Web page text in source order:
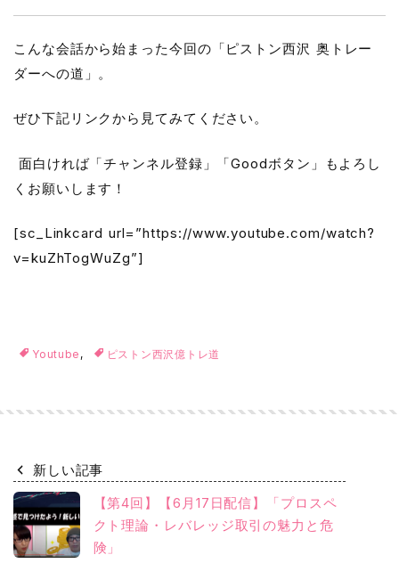
こんな会話から始まった今回の「ピストン西沢 奥トレー
ダーへの道」。
ぜひ下記リンクから見てみてください。
面白ければ「チャンネル登録」「Goodボタン」もよろし
くお願いします！
[sc_Linkcard url=”https://www.youtube.com/watch?
v=kuZhTogWuZg”]
Youtube , ピストン西沢億トレ道
新しい記事
【第4回】【6月17日配信】「プロスペ
クト理論・レバレッジ取引の魅力と危
険」